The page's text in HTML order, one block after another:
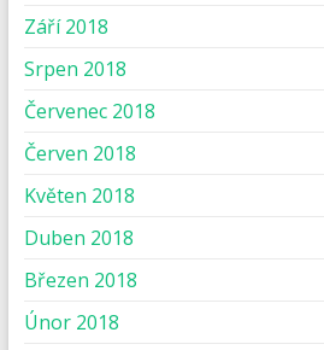
Září 2018
Srpen 2018
Červenec 2018
Červen 2018
Květen 2018
Duben 2018
Březen 2018
Únor 2018